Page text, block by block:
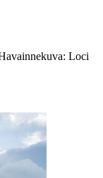
Loci